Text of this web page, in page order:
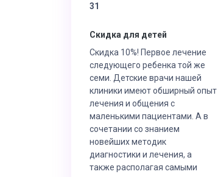
31
Скидка для детей
Скидка 10%! Первое лечение
следующего ребенка той же
семи. Детские врачи нашей
клиники имеют обширный опыт
лечения и общения с
маленькими пациентами. А в
сочетании со знанием
новейших методик
диагностики и лечения, а
также располагая самыми